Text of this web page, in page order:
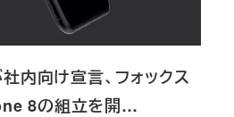
内向け宣言、フォックス
8の組立を開…